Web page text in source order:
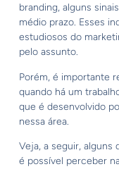
branding, alguns
médio prazo. Esses
estudiosos do
pelo assunto.
Porém, é importante
quando há um
que é desenvolvido
nessa área.
Veja, a seguir, alguns
é possível perceber